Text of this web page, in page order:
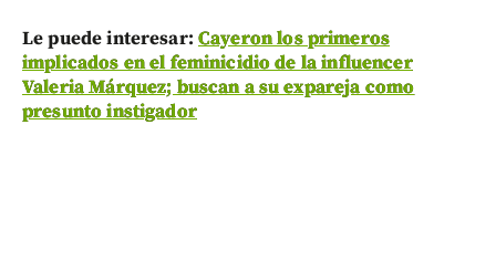
Le puede interesar: Cayeron los primeros
implicados en el feminicidio de la influencer
Valeria Márquez; buscan a su expareja como
presunto instigador